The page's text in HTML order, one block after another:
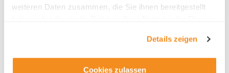
weiteren Daten zusammen, die Sie ihnen bereitgestellt
Details zeigen
Cookies zulassen
Ansprechsperson HR